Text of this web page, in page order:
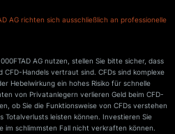
AG richten sich ausschließlich an professionelle
AG nutzen, stellen Sie bitte sicher, dass
CFD-Handels vertraut sind. CFDs sind komplexe
Hebelwirkung ein hohes Risiko für schnelle
von Privatanlegern verlieren Geld beim CFD-
ob Sie die Funktionsweise von CFDs verstehen
Totalverlusts leisten können. Investieren Sie
im schlimmsten Fall nicht verkraften können.